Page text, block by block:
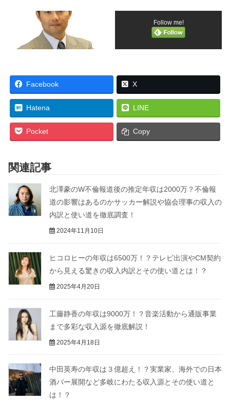
Follow me!
Facebook X
Hatena LINE
Pocket Copy
関連記事
北澤豪のW不倫報道後の推定年収は2000万？不倫報
道の影響はあるのかサッカー解説や協会理事の収入の
内訳と使い道を徹底調査！
2024年11月10日
ヒコロヒーの年収は6500万！？テレビ出演やCM契約
から見える驚きの収入内訳とその使い道とは！？
2025年4月20日
工藤静香の年収は9000万！？音楽活動から通販事業
まで多彩な収入源を徹底解説！
2025年4月18日
中田英寿の年収は３億超え！？実業家、海外での日本
酒バー展開など多岐にわたる収入源とその使い道と
は！？